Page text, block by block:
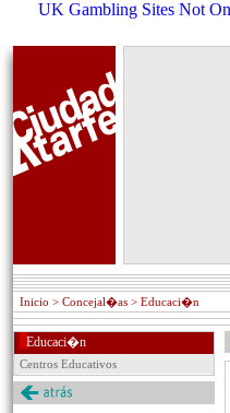
UK Gambling Sites Not
Inicio > Concejal�as > Educaci�n
Educaci�n
Centros Educativos